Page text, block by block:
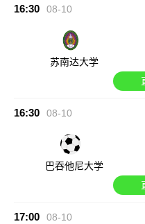
16:30 08-10
苏南达大学
16:30 08-10
巴吞他尼大学
17:00 08-10